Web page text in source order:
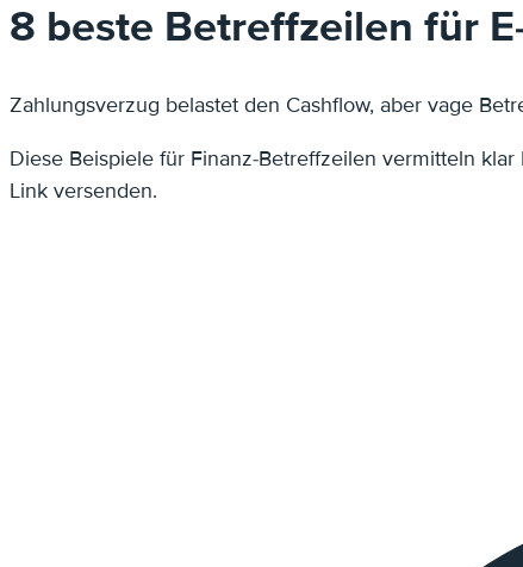
8 beste Betreffzeilen für
Zahlungsverzug belastet den Cashflow, aber vage
Diese Beispiele für Finanz-Betreffzeilen vermitteln
Link versenden.